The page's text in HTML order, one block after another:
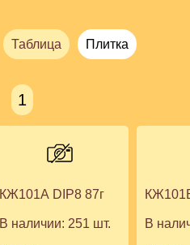
Таблица Плитка
1
КЖ101А DIP8 87г
В наличии: 251 шт. В